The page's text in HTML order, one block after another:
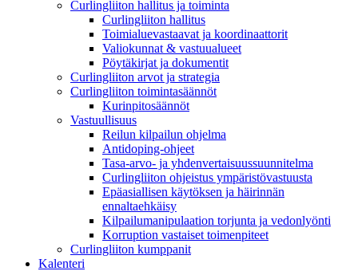
Curlingliiton hallitus ja toiminta
Curlingliiton hallitus
Toimialuevastaavat ja koordinaattorit
Valiokunnat & vastuualueet
Pöytäkirjat ja dokumentit
Curlingliiton arvot ja strategia
Curlingliiton toimintasäännöt
Kurinpitosäännöt
Vastuullisuus
Reilun kilpailun ohjelma
Antidoping-ohjeet
Tasa-arvo- ja yhdenvertaisuussuunnitelma
Curlingliiton ohjeistus ympäristövastuusta
Epäasiallisen käytöksen ja häirinnän
ennaltaehkäisy
Kilpailumanipulaation torjunta ja vedonlyönti
Korruption vastaiset toimenpiteet
Curlingliiton kumppanit
Kalenteri